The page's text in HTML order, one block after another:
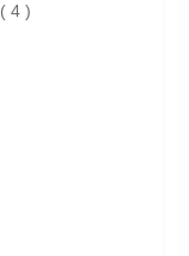
( 4 )